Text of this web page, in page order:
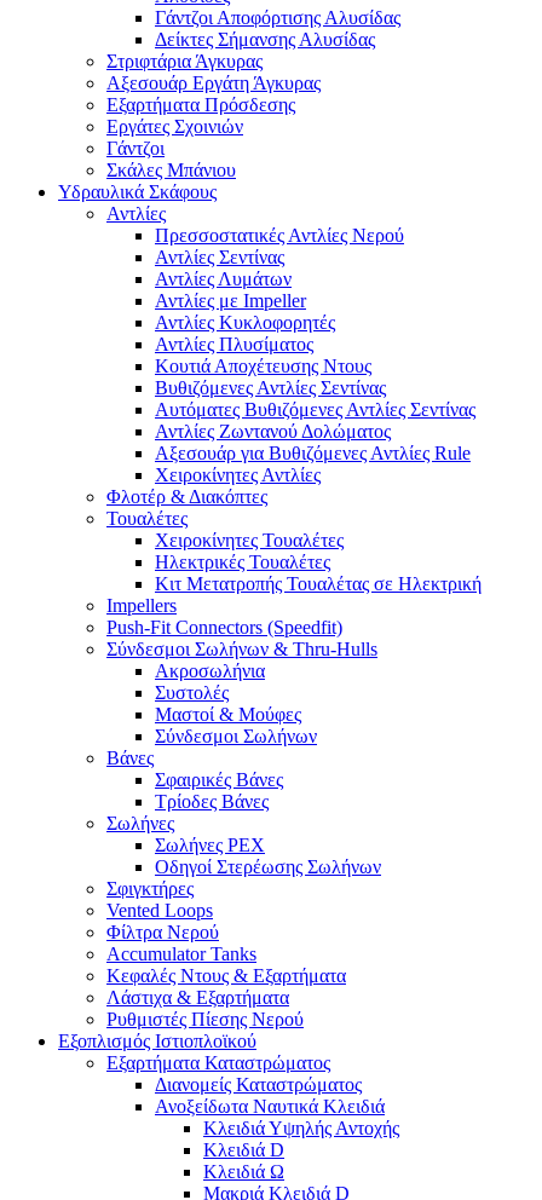
Γάντζοι Αποφόρτισης Αλυσίδας
Δείκτες Σήμανσης Αλυσίδας
Στριφτάρια Άγκυρας
Αξεσουάρ Εργάτη Άγκυρας
Εξαρτήματα Πρόσδεσης
Εργάτες Σχοινιών
Γάντζοι
Σκάλες Μπάνιου
Υδραυλικά Σκάφους
Αντλίες
Πρεσσοστατικές Αντλίες Νερού
Αντλίες Σεντίνας
Αντλίες Λυμάτων
Αντλίες με Impeller
Αντλίες Κυκλοφορητές
Αντλίες Πλυσίματος
Κουτιά Αποχέτευσης Ντους
Βυθιζόμενες Αντλίες Σεντίνας
Αυτόματες Βυθιζόμενες Αντλίες Σεντίνας
Αντλίες Ζωντανού Δολώματος
Αξεσουάρ για Βυθιζόμενες Αντλίες Rule
Χειροκίνητες Αντλίες
Φλοτέρ & Διακόπτες
Τουαλέτες
Χειροκίνητες Τουαλέτες
Ηλεκτρικές Τουαλέτες
Κιτ Μετατροπής Τουαλέτας σε Ηλεκτρική
Impellers
Push-Fit Connectors (Speedfit)
Σύνδεσμοι Σωλήνων & Thru-Hulls
Ακροσωλήνια
Συστολές
Μαστοί & Μούφες
Σύνδεσμοι Σωλήνων
Βάνες
Σφαιρικές Βάνες
Τρίοδες Βάνες
Σωλήνες
Σωλήνες PEX
Οδηγοί Στερέωσης Σωλήνων
Σφιγκτήρες
Vented Loops
Φίλτρα Νερού
Accumulator Tanks
Κεφαλές Ντους & Εξαρτήματα
Λάστιχα & Εξαρτήματα
Ρυθμιστές Πίεσης Νερού
Εξοπλισμός Ιστιοπλοϊκού
Εξαρτήματα Καταστρώματος
Διανομείς Καταστρώματος
Ανοξείδωτα Ναυτικά Κλειδιά
Κλειδιά Υψηλής Αντοχής
Κλειδιά D
Κλειδιά Ω
Μακριά Κλειδιά D